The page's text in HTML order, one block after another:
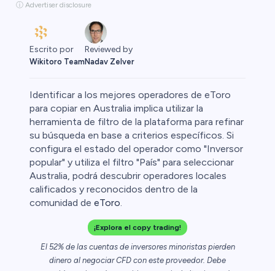
ⓘ Advertiser disclosure
Escrito por
Wikitoro Team
Reviewed by
Nadav Zelver
Identificar a los mejores operadores de eToro
para copiar en Australia implica utilizar la
herramienta de filtro de la plataforma para refinar
su búsqueda en base a criterios específicos. Si
configura el estado del operador como "Inversor
popular" y utiliza el filtro "País" para seleccionar
Australia, podrá descubrir operadores locales
calificados y reconocidos dentro de la
comunidad de eToro.
¡Explora el copy trading!
El 52% de las cuentas de inversores minoristas pierden
dinero al negociar CFD con este proveedor. Debe